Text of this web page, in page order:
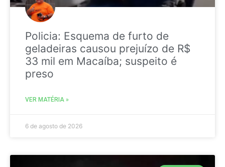
Policia: Esquema de furto de
geladeiras causou prejuízo de R$
33 mil em Macaíba; suspeito é
preso
VER MATÉRIA »
6 de agosto de 2026